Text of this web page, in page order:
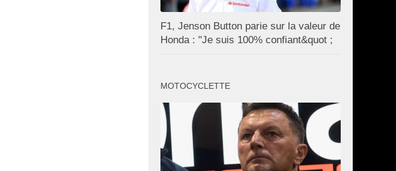
F1, Jenson Button parie sur la valeur de
Honda : "Je suis 100% confiant&quot ;
MOTOCYCLETTE